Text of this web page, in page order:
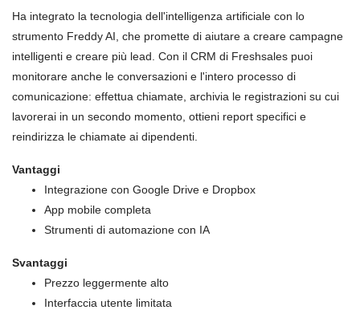
Ha integrato la tecnologia dell'intelligenza artificiale con lo
strumento Freddy AI, che promette di aiutare a creare campagne
intelligenti e creare più lead. Con il CRM di Freshsales puoi
monitorare anche le conversazioni e l'intero processo di
comunicazione: effettua chiamate, archivia le registrazioni su cui
lavorerai in un secondo momento, ottieni report specifici e
reindirizza le chiamate ai dipendenti.
Vantaggi
Integrazione con Google Drive e Dropbox
App mobile completa
Strumenti di automazione con IA
Svantaggi
Prezzo leggermente alto
Interfaccia utente limitata